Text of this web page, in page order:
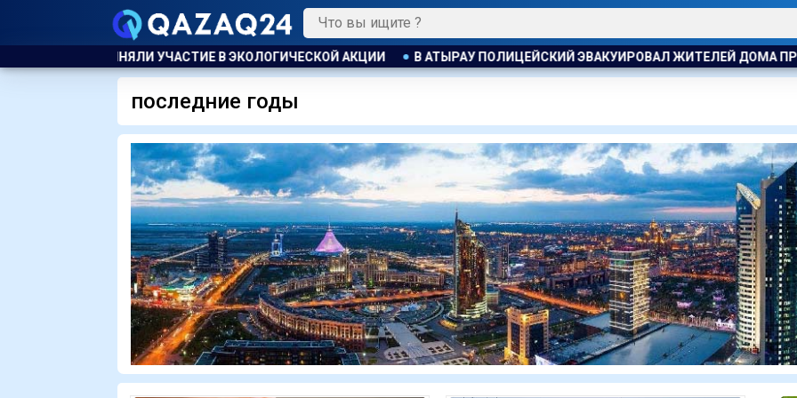
В АТЫРАУ ПОЛИЦЕЙСКИЙ ЭВАКУИРОВАЛ ЖИТЕЛЕЙ ДОМА ПРИ ПОЖАРЕ ПОЖАР НА ХИМЗАВОДЕ
последние годы